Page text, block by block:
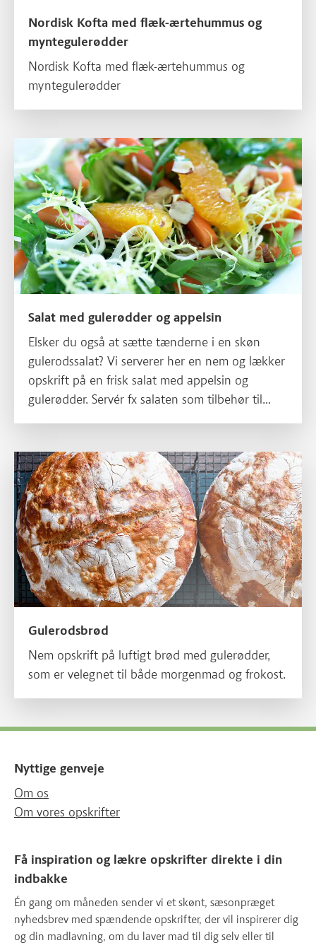
Nordisk Kofta med flæk-ærtehummus og
myntegulerødder
Nordisk Kofta med flæk-ærtehummus og
myntegulerødder
Læs mere om Salat med gulerødder og appelsin
Salat med gulerødder og appelsin
Elsker du også at sætte tænderne i en skøn
gulerodssalat? Vi serverer her en nem og lækker
opskrift på en frisk salat med appelsin og
gulerødder. Servér fx salaten som tilbehør til
Læs mere om Gulerodsbrød
Gulerodsbrød
Nem opskrift på luftigt brød med gulerødder,
som er velegnet til både morgenmad og frokost.
Nyttige genveje
Om os
Om vores opskrifter
Få inspiration og lækre opskrifter direkte i din
indbakke
Én gang om måneden sender vi et skønt, sæsonpræget
nyhedsbrev med spændende opskrifter, der vil inspirerer dig
og din madlavning, om du laver mad til dig selv eller til